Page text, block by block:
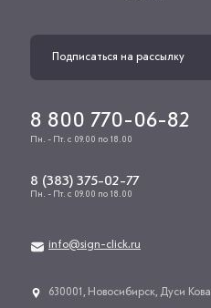
8 800 770-06-82
Пн. - Пт. с 09.00 по 18.00
8 (383) 375-02-77
Пн. - Пт. с 09.00 по 18.00
info@sign-click.ru
​630001, Новосибирск, Дуси